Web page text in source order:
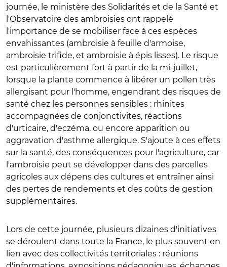
journée, le ministère des Solidarités et de la Santé et
l'Observatoire des ambroisies ont rappelé
l'importance de se mobiliser face à ces espèces
envahissantes (ambroisie à feuille d'armoise,
ambroisie trifide, et ambroisie à épis lisses). Le risque
est particulièrement fort à partir de la mi-juillet,
lorsque la plante commence à libérer un pollen très
allergisant pour l'homme, engendrant des risques de
santé chez les personnes sensibles : rhinites
accompagnées de conjonctivites, réactions
d'urticaire, d'eczéma, ou encore apparition ou
aggravation d'asthme allergique. S'ajoute à ces effets
sur la santé, des conséquences pour l'agriculture, car
l'ambroisie peut se développer dans des parcelles
agricoles aux dépens des cultures et entraîner ainsi
des pertes de rendements et des coûts de gestion
supplémentaires.
Lors de cette journée, plusieurs dizaines d'initiatives
se déroulent dans toute la France, le plus souvent en
lien avec des collectivités territoriales : réunions